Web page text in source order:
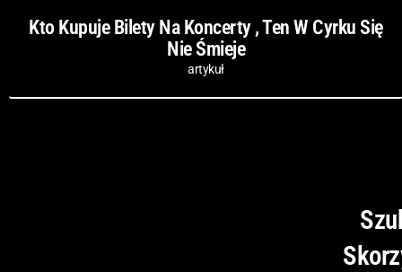
Kto Kupuje Bilety Na Koncerty , Ten W Cyrku Się
Nie Śmieje
artykuł